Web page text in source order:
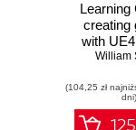
Learning
creating
with
C++
world
that
create
William
(104,25 zł
dni)